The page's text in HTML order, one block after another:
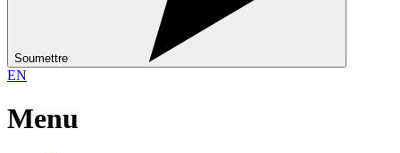
Soumettre
EN
Menu